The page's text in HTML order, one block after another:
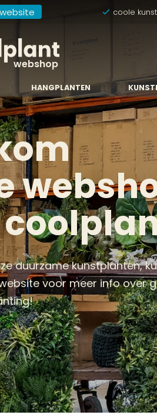
coole
webshop
HANGPLANTEN
duurzame kunstplanten,
voor meer info over
HANGPLANTEN